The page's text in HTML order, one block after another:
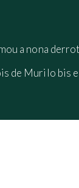
a nona
de Murilo bis e